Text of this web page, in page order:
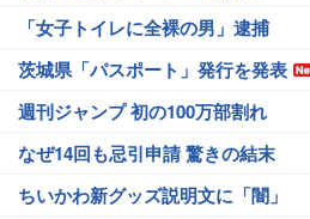
「女子トイレに全裸の男」逮捕
茨城県「パスポート」発行を発表
週刊ジャンプ 初の100万部割れ
なぜ14回も忌引申請 驚きの結末
ちいかわ新グッズ説明文に「闇」